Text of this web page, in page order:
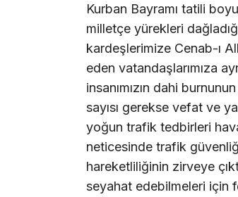
Kurban Bayramı tatili
milletçe yürekleri
kardeşlerimize Cenab-ı
eden vatandaşlarımıza
insanımızın dahi
sayısı gerekse vefat ve
yoğun trafik tedbirleri
neticesinde trafik
hareketliliğinin zirveye
seyahat edebilmeleri için